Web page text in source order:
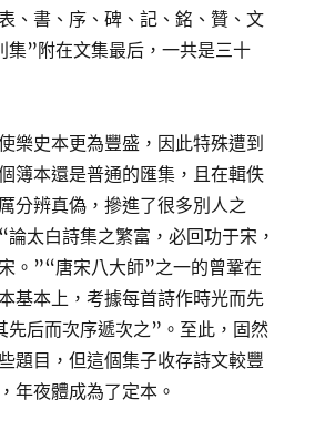
、書、序、碑、記、銘、贊、文
集”附在文集最后，一共是三十
樂史本更為豐盛，因此特殊遭到
簿本還是普通的匯集，且在輯佚
分辨真偽，摻進了很多別人之
太白詩集之繁富，必回功于宋，
。”“唐宋八大師”之一的曾鞏在
基本上，考據每首詩作時光而先
先后而次序遞次之”。至此，固然
題目，但這個集子收存詩文較豐
年夜體成為了定本。